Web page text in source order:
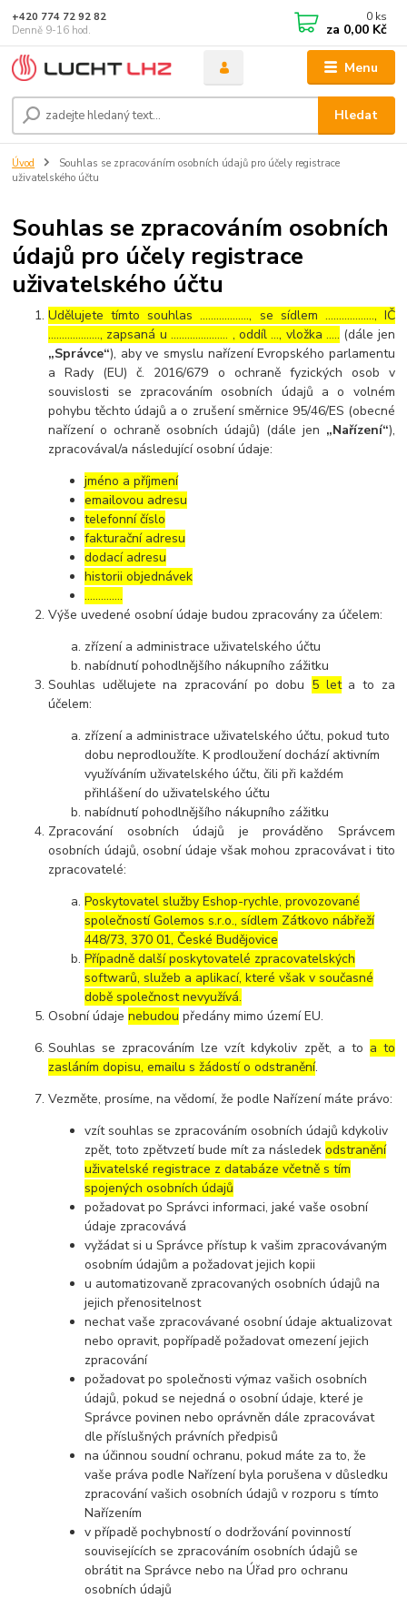
Menu
Hledat
+420 774 72 92 82
Denně 9-16 hod.
0 ks
za 0,00 Kč
Úvod
Souhlas se zpracováním osobních údajů pro účely registrace
uživatelského účtu
Souhlas se zpracováním osobních
údajů pro účely registrace
uživatelského účtu
Udělujete tímto souhlas ……………..., se sídlem ………………, IČ
………………., zapsaná u ………………… , oddíl …, vložka ….. (dále jen
„Správce“), aby ve smyslu nařízení Evropského parlamentu
a Rady (EU) č. 2016/679 o ochraně fyzických osob v
souvislosti se zpracováním osobních údajů a o volném
pohybu těchto údajů a o zrušení směrnice 95/46/ES (obecné
nařízení o ochraně osobních údajů) (dále jen „Nařízení“),
zpracovával/a následující osobní údaje:
jméno a příjmení
emailovou adresu
telefonní číslo
fakturační adresu
dodací adresu
historii objednávek
…………..
Výše uvedené osobní údaje budou zpracovány za účelem:
zřízení a administrace uživatelského účtu
nabídnutí pohodlnějšího nákupního zážitku
Souhlas udělujete na zpracování po dobu 5 leta to za
účelem:
zřízení a administrace uživatelského účtu, pokud tuto
dobu neprodloužíte. K prodloužení dochází aktivním
využíváním uživatelského účtu, čili při každém
přihlášení do uživatelského účtu
nabídnutí pohodlnějšího nákupního zážitku
Zpracování osobních údajů je prováděno Správcem
osobních údajů, osobní údaje však mohou zpracovávat i tito
zpracovatelé:
Poskytovatel služby Eshop-rychle, provozované
společností Golemos s.r.o., sídlem Zátkovo nábřeží
448/73, 370 01, České Budějovice
Případně další poskytovatelé zpracovatelských
softwarů, služeb a aplikací, které však v současné
době společnost nevyužívá.
Osobní údajenebudou předány mimo území EU.
Souhlas se zpracováním lze vzít kdykoliv zpět, a to a to
zasláním dopisu, emailu s žádostí o odstranění.
Vezměte, prosíme, na vědomí, že podle Nařízení máte právo:
vzít souhlas se zpracováním osobních údajů kdykoliv
zpět, toto zpětvzetí bude mít za následekodstranění
uživatelské registrace z databáze včetně s tím
spojených osobních údajů
požadovat po Správci informaci, jaké vaše osobní
údaje zpracovává
vyžádat si u Správce přístup k vašim zpracovávaným
osobním údajům a požadovat jejich kopii
u automatizovaně zpracovaných osobních údajů na
jejich přenositelnost
nechat vaše zpracovávané osobní údaje aktualizovat
nebo opravit, popřípadě požadovat omezení jejich
zpracování
požadovat po společnosti výmaz vašich osobních
údajů, pokud se nejedná o osobní údaje, které je
Správce povinen nebo oprávněn dále zpracovávat
dle příslušných právních předpisů
na účinnou soudní ochranu, pokud máte za to, že
vaše práva podle Nařízení byla porušena v důsledku
zpracování vašich osobních údajů v rozporu s tímto
Nařízením
v případě pochybností o dodržování povinností
souvisejících se zpracováním osobních údajů se
obrátit na Správce nebo na Úřad pro ochranu
osobních údajů